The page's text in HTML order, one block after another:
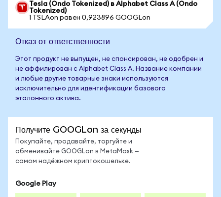
Tesla (Ondo Tokenized) в Alphabet Class A (Ondo
Tokenized)
1 TSLAon равен 0,923896 GOOGLon
Отказ от ответственности
Этот продукт не выпущен, не спонсирован, не одобрен и
не аффилирован с Alphabet Class A. Название компании
и любые другие товарные знаки используются
исключительно для идентификации базового
эталонного актива.
Получите GOOGLon за секунды
Покупайте, продавайте, торгуйте и
обменивайте GOOGLon в MetaMask —
самом надёжном криптокошельке.
Google Play